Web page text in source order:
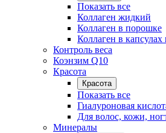
Показать все
Коллаген жидкий
Коллаген в порошке
Коллаген в капсулах
Контроль веса
Коэнзим Q10
Красота
Красота
Показать все
Гиалуроновая
Для волос, кожи,
Минералы